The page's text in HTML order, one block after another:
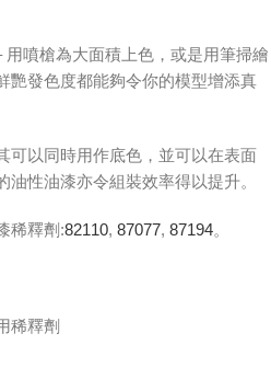
噴槍為大面積上色，或是用筆掃繪
艷發色度都能夠令你的模型增添真
可以同時用作底色，並可以在表面
性油漆亦令組裝效率得以提升。
稀釋劑:82110, 87077, 87194。
稀釋劑